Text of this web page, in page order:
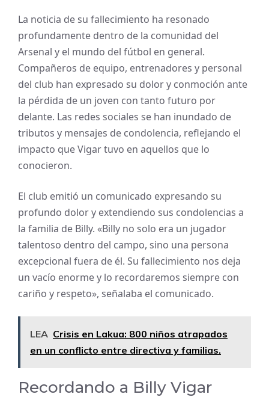
La noticia de su fallecimiento ha resonado
profundamente dentro de la comunidad del
Arsenal y el mundo del fútbol en general.
Compañeros de equipo, entrenadores y personal
del club han expresado su dolor y conmoción ante
la pérdida de un joven con tanto futuro por
delante. Las redes sociales se han inundado de
tributos y mensajes de condolencia, reflejando el
impacto que Vigar tuvo en aquellos que lo
conocieron.
El club emitió un comunicado expresando su
profundo dolor y extendiendo sus condolencias a
la familia de Billy. «Billy no solo era un jugador
talentoso dentro del campo, sino una persona
excepcional fuera de él. Su fallecimiento nos deja
un vacío enorme y lo recordaremos siempre con
cariño y respeto», señalaba el comunicado.
LEA Crisis en Lakua: 800 niños atrapados
en un conflicto entre directiva y familias.
Recordando a Billy Vigar